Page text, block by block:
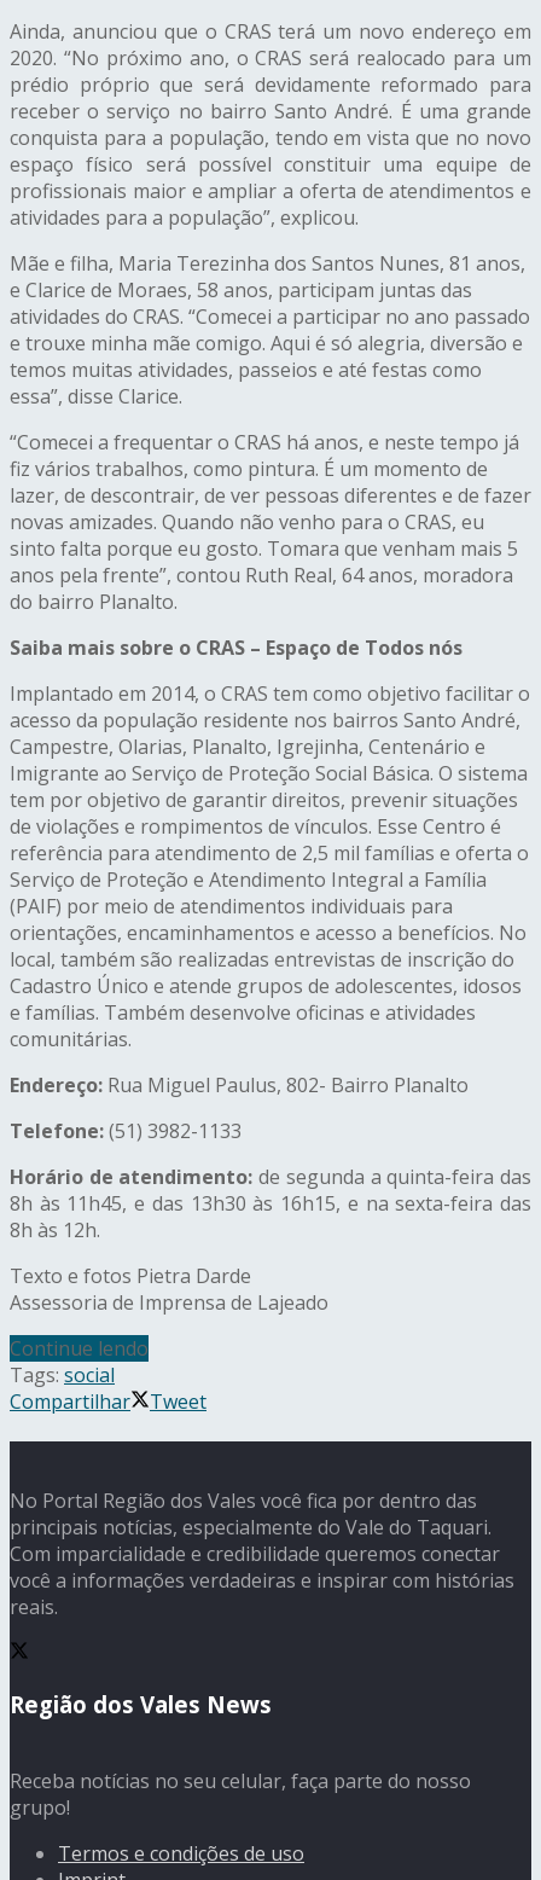
Ainda, anunciou que o CRAS terá um novo endereço em
2020. “No próximo ano, o CRAS será realocado para um
prédio próprio que será devidamente reformado para
receber o serviço no bairro Santo André. É uma grande
conquista para a população, tendo em vista que no novo
espaço físico será possível constituir uma equipe de
profissionais maior e ampliar a oferta de atendimentos e
atividades para a população”, explicou.
Mãe e filha, Maria Terezinha dos Santos Nunes, 81 anos,
e Clarice de Moraes, 58 anos, participam juntas das
atividades do CRAS. “Comecei a participar no ano passado
e trouxe minha mãe comigo. Aqui é só alegria, diversão e
temos muitas atividades, passeios e até festas como
essa”, disse Clarice.
“Comecei a frequentar o CRAS há anos, e neste tempo já
fiz vários trabalhos, como pintura. É um momento de
lazer, de descontrair, de ver pessoas diferentes e de fazer
novas amizades. Quando não venho para o CRAS, eu
sinto falta porque eu gosto. Tomara que venham mais 5
anos pela frente”, contou Ruth Real, 64 anos, moradora
do bairro Planalto.
Saiba mais sobre o CRAS – Espaço de Todos nós
Implantado em 2014, o CRAS tem como objetivo facilitar o
acesso da população residente nos bairros Santo André,
Campestre, Olarias, Planalto, Igrejinha, Centenário e
Imigrante ao Serviço de Proteção Social Básica. O sistema
tem por objetivo de garantir direitos, prevenir situações
de violações e rompimentos de vínculos. Esse Centro é
referência para atendimento de 2,5 mil famílias e oferta o
Serviço de Proteção e Atendimento Integral a Família
(PAIF) por meio de atendimentos individuais para
orientações, encaminhamentos e acesso a benefícios. No
local, também são realizadas entrevistas de inscrição do
Cadastro Único e atende grupos de adolescentes, idosos
e famílias. Também desenvolve oficinas e atividades
comunitárias.
Endereço: Rua Miguel Paulus, 802- Bairro Planalto
Telefone:(51) 3982-1133
Horário de atendimento:de segunda a quinta-feira das
8h às 11h45, e das 13h30 às 16h15, e na sexta-feira das
8h às 12h.
Texto e fotos Pietra Darde
Assessoria de Imprensa de Lajeado
Continue lendo
Tags: social
Compartilhar
Tweet
No Portal Região dos Vales você fica por dentro das
principais notícias, especialmente do Vale do Taquari.
Com imparcialidade e credibilidade queremos conectar
você a informações verdadeiras e inspirar com histórias
reais.
Região dos Vales News
Receba notícias no seu celular, faça parte do nosso
grupo!
Termos e condições de uso